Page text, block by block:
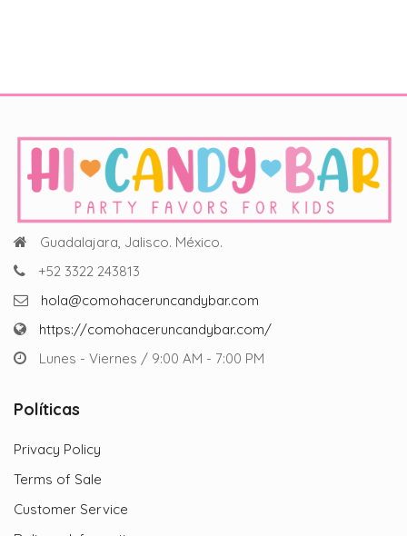
Guadalajara, Jalisco. México.
+52 3322 243813
hola@comohaceruncandybar.com
https://comohaceruncandybar.com/
Lunes - Viernes / 9:00 AM - 7:00 PM
Políticas
Privacy Policy
Terms of Sale
Customer Service